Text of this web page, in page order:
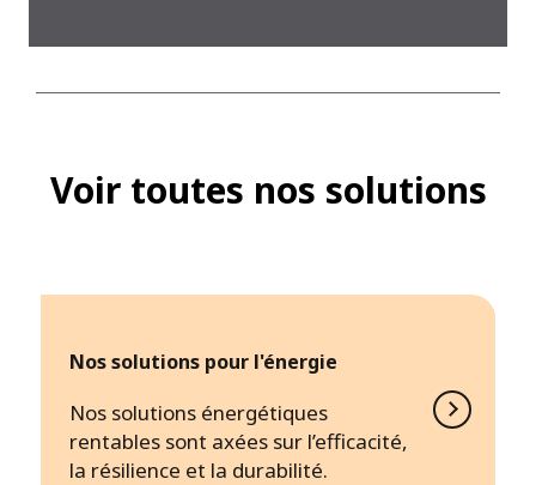
Voir toutes nos solutions
Nos solutions pour l'énergie
Nos solutions énergétiques
rentables sont axées sur l’efficacité,
la résilience et la durabilité.